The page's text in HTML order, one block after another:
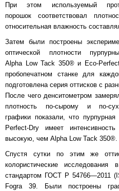
При этом используемый
порошок соответствовал
относительная влажность
Затем были построены
оптической плотности
Alpha Low Tack 350® и Eco-
пробопечатном станке для
подготовлена серия оттисков с
После чего денситометром
плотность по-сырому и по-
графики показали, что
Perfect-Dry имеет
высокую, чем Alpha Low Tack 350®.
Спустя сутки по этим же
колористические исследования
стандартом ГОСТ Р 54766—2011
Fogra 39. Были построены